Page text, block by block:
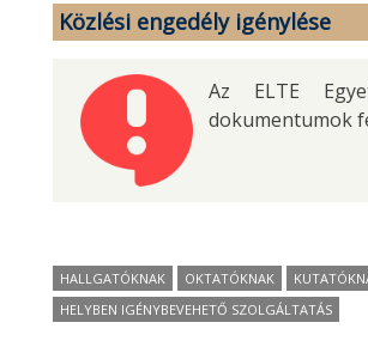
Közlési engedély igénylése
Az ELTE
dokumentumok
HALLGATÓKNAK OKTATÓKNAK
HELYBEN IGÉNYBEVEHETŐ SZOLGÁLTATÁS